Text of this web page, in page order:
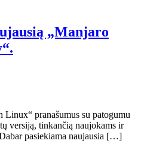
„Manjaro
pranašumus su patogumu
versiją, tinkančią naujokams ir
pasiekiama naujausia […]